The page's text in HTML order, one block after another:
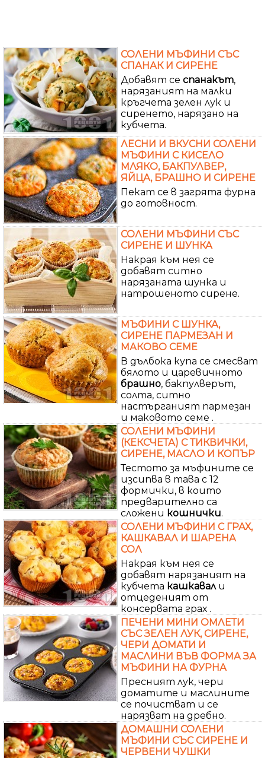
СОЛЕНИ МЪФИНИ СЪС
СПАНАК И СИРЕНЕ
Добавят се спанакът,
нарязаният на малки
кръгчета зелен лук и
сиренето, нарязано на
кубчета.
ЛЕСНИ И ВКУСНИ СОЛЕНИ
МЪФИНИ С КИСЕЛО
МЛЯКО, БАКПУЛВЕР,
ЯЙЦА, БРАШНО И СИРЕНЕ
Пекат се в загрята фурна
до готовност.
СОЛЕНИ МЪФИНИ СЪС
СИРЕНЕ И ШУНКА
Накрая към нея се
добавят ситно
нарязаната шунка и
натрошеното сирене.
МЪФИНИ С ШУНКА,
СИРЕНЕ ПАРМЕЗАН И
МАКОВО СЕМЕ
В дълбока купа се смесват
бялото и царевичното
брашно, бакпулверът,
солта, ситно
настърганият пармезан
и маковото семе .
СОЛЕНИ МЪФИНИ
(КЕКСЧЕТА) С ТИКВИЧКИ,
СИРЕНЕ, МАСЛО И КОПЪР
Тестото за мъфините се
изсипва в тава с 12
формички, в които
предварително са
сложени кошнички.
СОЛЕНИ МЪФИНИ С ГРАХ,
КАШКАВАЛ И ШАРЕНА
СОЛ
Накрая към нея се
добавят нарязаният на
кубчета кашкавал и
отцеденият от
консервата грах .
ПЕЧЕНИ МИНИ ОМЛЕТИ
СЪС ЗЕЛЕН ЛУК, СИРЕНЕ,
ЧЕРИ ДОМАТИ И
МАСЛИНИ ВЪВ ФОРМА ЗА
МЪФИНИ НА ФУРНА
Пресният лук, чери
доматите и маслините
се почистват и се
нарязват на дребно.
ДОМАШНИ СОЛЕНИ
МЪФИНИ СЪС СИРЕНЕ И
ЧЕРВЕНИ ЧУШКИ